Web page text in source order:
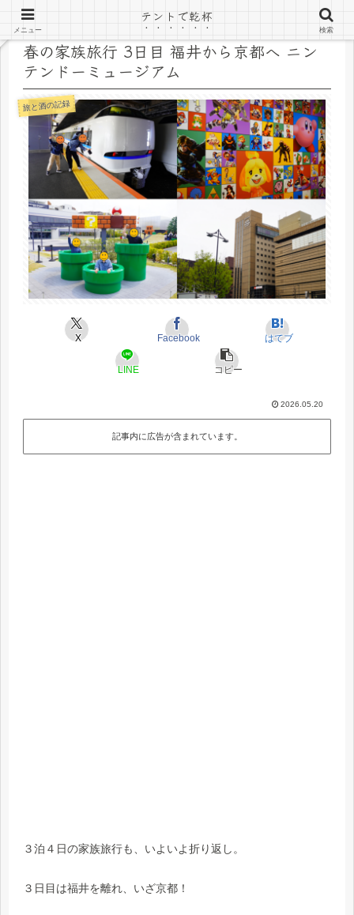
春の家族旅行 3日目 福井から京都へ ニン
テンドーミュージアム
旅と酒の記録
X Facebook はてブ
LINE コピー
2026.05.20
記事内に広告が含まれています。
３泊４日の家族旅行も、いよいよ折り返し。
３日目は福井を離れ、いざ京都！
メニュー
テントで乾杯
検索